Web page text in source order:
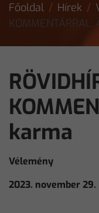
Főoldal Hírek
karma
Vélemény
2023. november 29.